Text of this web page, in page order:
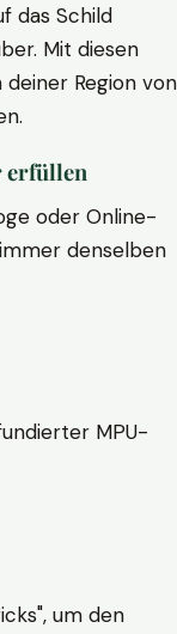
das Schild
Mit diesen
Region von
erfüllen
oder Online-
denselben
MPU-
um den